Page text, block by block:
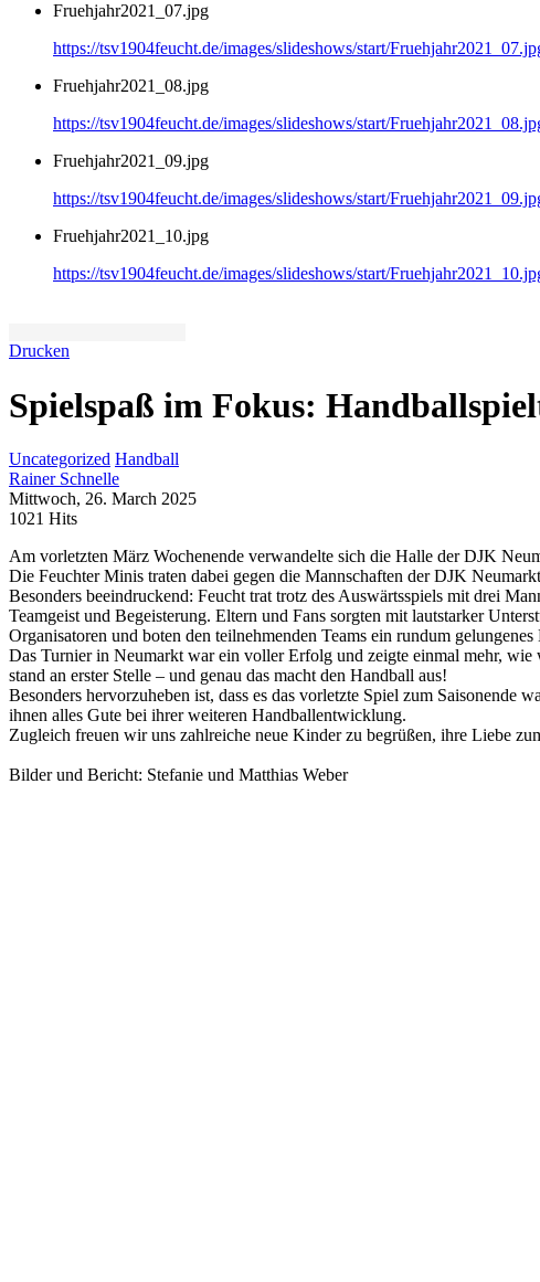
Fruehjahr2021_07.jpg
https://tsv1904feucht.de/images/slideshows/start/
Fruehjahr2021_08.jpg
https://tsv1904feucht.de/images/slideshows/start/
Fruehjahr2021_09.jpg
https://tsv1904feucht.de/images/slideshows/start/
Fruehjahr2021_10.jpg
https://tsv1904feucht.de/images/slideshows/start/
Drucken
Spielspaß im Fokus:
Uncategorized Handball
Rainer Schnelle
Mittwoch, 26. March 2025
1021 Hits
Am vorletzten März Wochenende verwandelte sich die Halle der DJK
Die Feuchter Minis traten dabei gegen die Mannschaften der DJK
Besonders beeindruckend: Feucht trat trotz des Auswärtsspiels mit drei
Teamgeist und Begeisterung. Eltern und Fans sorgten mit lautstarker
Organisatoren und boten den teilnehmenden Teams ein rundum
Das Turnier in Neumarkt war ein voller Erfolg und zeigte einmal mehr,
stand an erster Stelle – und genau das macht den Handball aus!
Besonders hervorzuheben ist, dass es das vorletzte Spiel zum Saisonende
ihnen alles Gute bei ihrer weiteren Handballentwicklung.
Zugleich freuen wir uns zahlreiche neue Kinder zu begrüßen, ihre Liebe
Bilder und Bericht: Stefanie und Matthias Weber